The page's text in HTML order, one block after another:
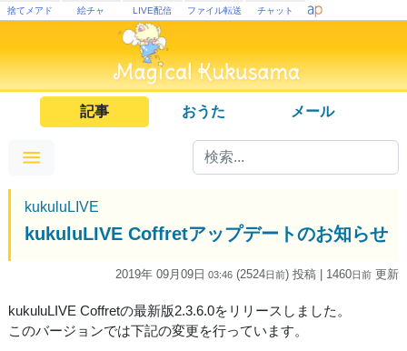
捨てメアド 絵チャ LIVE配信 ファイル転送 チャット
記事 おうた メール
kukuluLIVE
kukuluLIVE Coffretアップデートのお知らせ
2019年 09月09日 03:46 (2524日前) 投稿 | 1460日前 更新
kukuluLIVE Coffretの最新版2.3.6.0をリリースしました。
このバージョンでは下記の変更を行っています。